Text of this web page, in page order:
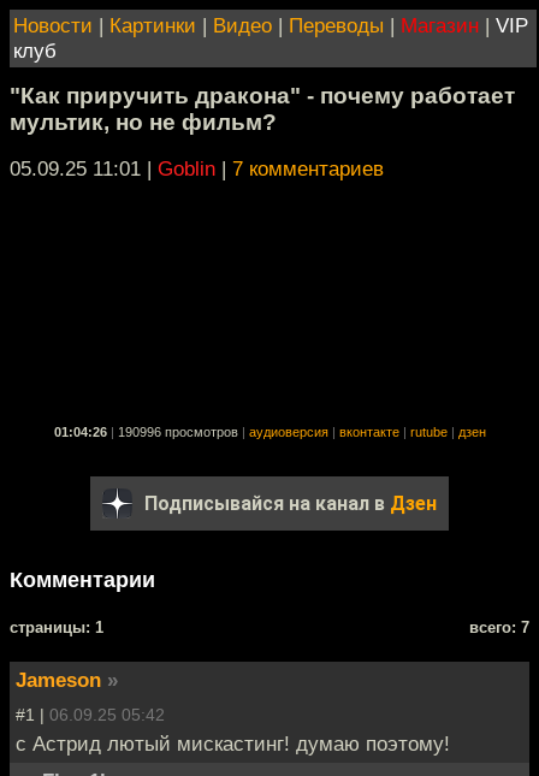
Новости | Картинки | Видео | Переводы | Магазин | VIP
клуб
"Как приручить дракона" - почему работает
мультик, но не фильм?
05.09.25 11:01 | Goblin | 7 комментариев
01:04:26 190996 просмотров аудиоверсия вконтакте rutube дзен
Подписывайся на канал в Дзен
Комментарии
cтраницы: 1 всего: 7
Jameson »
#1 | 06.09.25 05:42
с Астрид лютый мискастинг! думаю поэтому!